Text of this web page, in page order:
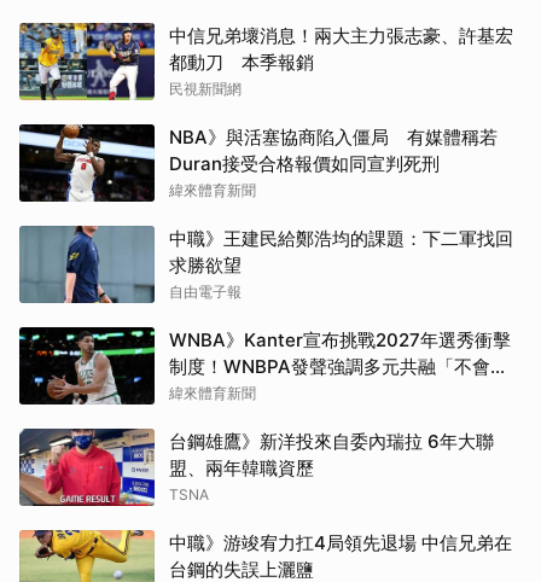
中信兄弟壞消息！兩大主力張志豪、許基宏
都動刀 本季報銷
民視新聞網
NBA》與活塞協商陷入僵局 有媒體稱若
Duran接受合格報價如同宣判死刑
緯來體育新聞
中職》王建民給鄭浩均的課題：下二軍找回
求勝欲望
自由電子報
WNBA》Kanter宣布挑戰2027年選秀衝擊
制度！WNBPA發聲強調多元共融「不會成
為政治棋子」
緯來體育新聞
台鋼雄鷹》新洋投來自委內瑞拉 6年大聯
盟、兩年韓職資歷
TSNA
中職》游竣宥力扛4局領先退場 中信兄弟在
台鋼的失誤上灑鹽